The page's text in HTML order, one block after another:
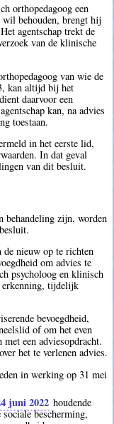
orthopedagoog een
behouden, brengt hij
agentschap trekt de
van de klinische
van wie de
kan altijd bij het
daarvoor een
kan, na advies
toestaan.
in het eerste lid,
In dat geval
van dit besluit.
behandeling zijn, worden
de nieuw op te richten
om advies te
psycholoog en klinisch
erkenning, tijdelijk
bevoegdheid,
of om het even
een adviesopdracht.
het te verlenen advies.
in werking op 31 mei
juni 2022 houdende
bescherming,